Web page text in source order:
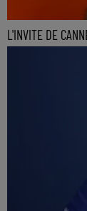
L'INVITE DE